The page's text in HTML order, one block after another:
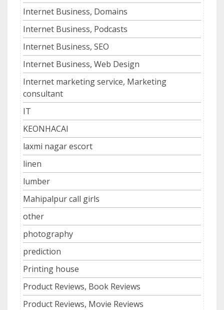
Internet Business, Domains
Internet Business, Podcasts
Internet Business, SEO
Internet Business, Web Design
Internet marketing service, Marketing
consultant
IT
KEONHACAI
laxmi nagar escort
linen
lumber
Mahipalpur call girls
other
photography
prediction
Printing house
Product Reviews, Book Reviews
Product Reviews, Movie Reviews